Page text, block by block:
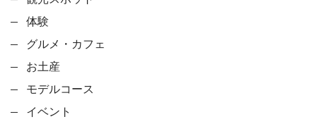
体験
グルメ・カフェ
お土産
モデルコース
イベント